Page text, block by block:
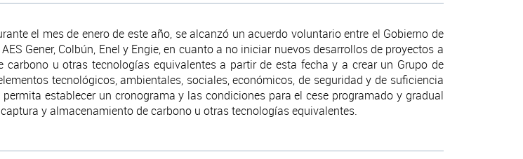
el mes de enero de este año, se alcanzó un acuerdo voluntario entre el Gobierno de
Gener, Colbún, Enel y Engie, en cuanto a no iniciar nuevos desarrollos de proyectos a
u otras tecnologías equivalentes a partir de esta fecha y a crear un Grupo de
tecnológicos, ambientales, sociales, económicos, de seguridad y de suficiencia
establecer un cronograma y las condiciones para el cese programado y gradual
y almacenamiento de carbono u otras tecnologías equivalentes.